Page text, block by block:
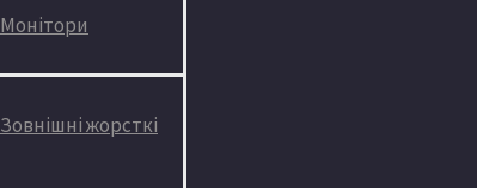
Монітори
Зовнішні жорсткі